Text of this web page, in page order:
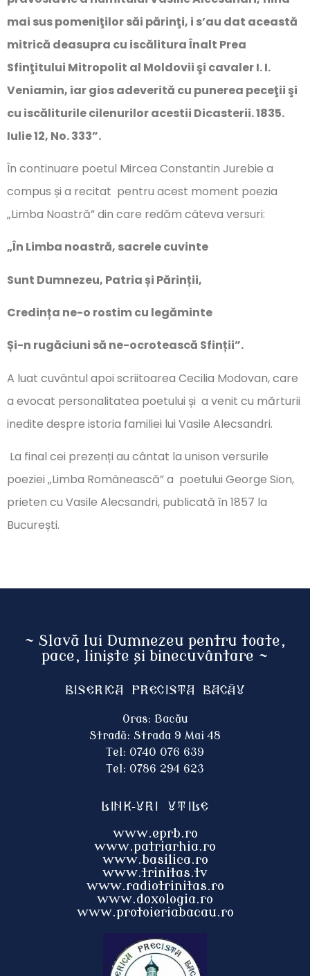
mai sus pomeniţilor săi părinţi, i s’au dat această
mitrică deasupra cu iscălitura Înalt Prea
Sfinţitului Mitropolit al Moldovii şi cavaler I. I.
Veniamin, iar gios adeverită cu punerea peceţii şi
cu iscăliturile cilenurilor acestii Dicasterii. 1835.
Iulie 12, No. 333”.
În continuare poetul Mircea Constantin Jurebie a
compus și a recitat pentru acest moment poezia
„Limba Noastră” din care redăm câteva versuri:
„În Limba noastră, sacrele cuvinte
Sunt Dumnezeu, Patria și Părinții,
Credința ne-o rostim cu legăminte
Și-n rugăciuni să ne-ocrotească Sfinții”.
A luat cuvântul apoi scriitoarea Cecilia Modovan, care
a evocat personalitatea poetului și a venit cu mărturii
inedite despre istoria familiei lui Vasile Alecsandri.
La final cei prezenți au cântat la unison versurile
poeziei „Limba Românească” a poetului George Sion,
prieten cu Vasile Alecsandri, publicată în 1857 la
București.
~ Slavă lui Dumnezeu pentru toate,
pace, liniște și binecuvântare ~
Biserica Precista BACĂU
Oras: Bacău
Stradă: Strada 9 Mai 48
Tel: 0740 076 639
Tel: 0786 294 623
Link-uri utile
www.eprb.ro
www.patriarhia.ro
www.basilica.ro
www.trinitas.tv
www.radiotrinitas.ro
www.doxologia.ro
www.protoieriabacau.ro